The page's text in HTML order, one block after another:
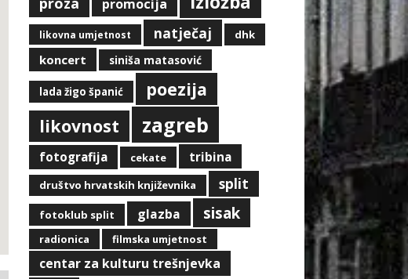
promocija
likovna umjetnost natječaj dhk
koncert siniša matasović
lada žigo španić
poezija
likovnost
zagreb
fotografija cekate tribina
društvo hrvatskih književnika split
fotoklub split glazba sisak
radionica filmska umjetnost
centar za kulturu trešnjevka